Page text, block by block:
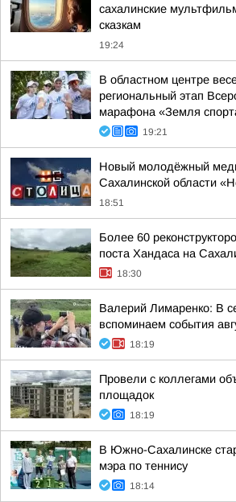
сахалинские
сказкам
19:24
В областном центре
региональный этап
марафона «Земля
19:21
Новый молодёжный
Сахалинской области
18:51
Более 60
поста Хандаса на
18:30
Валерий Лимаренко: В
вспоминаем события
18:19
Провели с коллегами
площадок
18:19
В Южно-Сахалинске
мэра по теннису
18:14